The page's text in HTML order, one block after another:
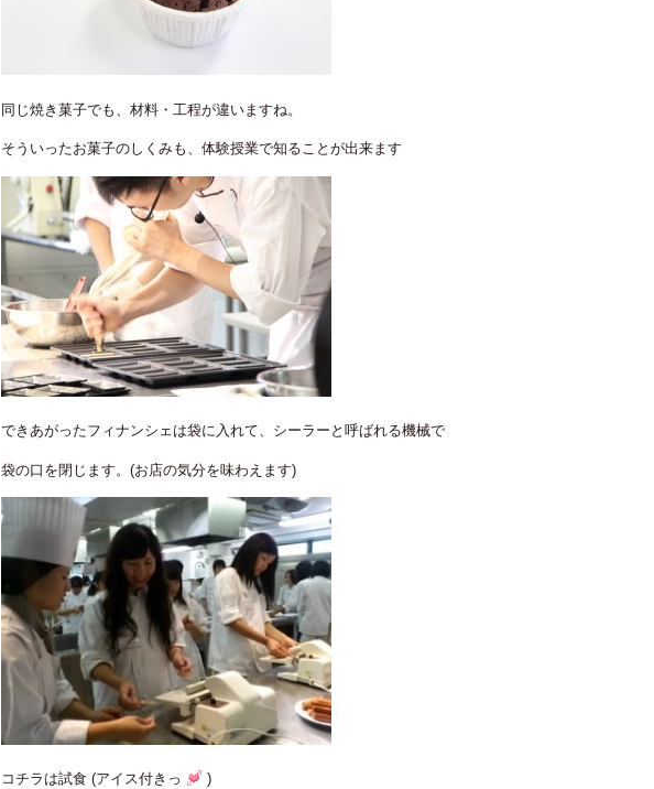
同じ焼き菓子でも、材料・工程が違いますね。
そういったお菓子のしくみも、体験授業で知ることが出来ます
できあがったフィナンシェは袋に入れて、シーラーと呼ばれる機械で
袋の口を閉じます。(お店の気分を味わえます)
コチラは試食 (アイス付きっ )